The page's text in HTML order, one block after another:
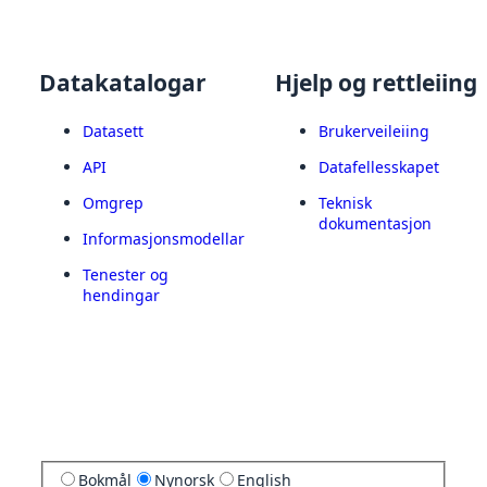
Datakatalogar
Datasett
API
Omgrep
Informasjonsmodellar
Tenester og
hendingar
Hjelp og rettleiing
Brukerveileiing
Datafellesskapet
Teknisk
dokumentasjon
Bokmål Nynorsk English